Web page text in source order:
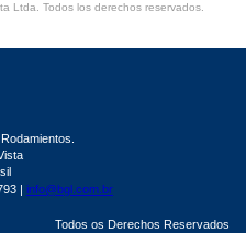
Ltda. Todos los derechos reservados.
| info@bgl.com.br
Todos os Derechos Reservados